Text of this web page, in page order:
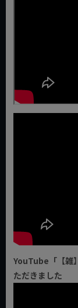
YouTube「【雑
ただきました